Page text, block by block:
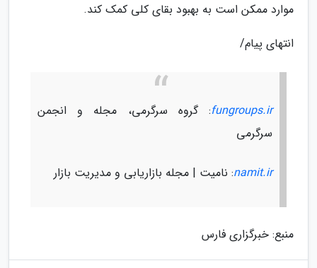
موارد ممکن است به بهبود بقای کلی کمک کند.
انتهای پیام/
fungroups.ir: گروه سرگرمی، مجله و انجمن
سرگرمی
namit.ir: نامیت | مجله بازاریابی و مدیریت بازار
منبع: خبرگزاری فارس